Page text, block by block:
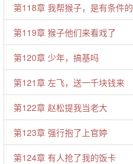
第118章 我帮猴子，是有条件的
第119章 猴子他们来看戏了
第120章 少年，搞基吗
第121章 左飞，送一千块钱来
第122章 赵松提我当老大
第123章 强行抱了上官婷
第124章 有人抢了我的饭卡